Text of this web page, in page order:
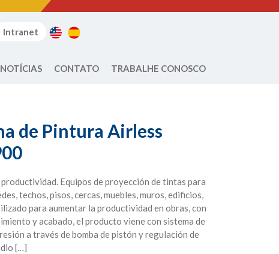
Intranet
NOTÍCIAS CONTATO TRABALHE CONOSCO
de Pintura Airless
Equipos de proyección de tintas para
techos, pisos, cercas, muebles, muros, edificios,
para aumentar la productividad en obras, con
y acabado, el producto viene con sistema de
a través de bomba de pistón y regulación de
[…]